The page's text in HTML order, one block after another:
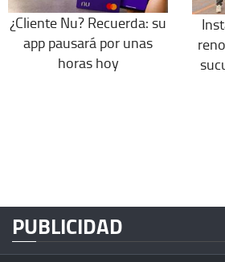
¿Cliente Nu? Recuerda: su
app pausará por unas
horas hoy
PUBLICIDAD